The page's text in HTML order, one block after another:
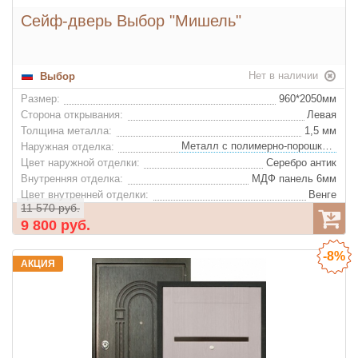
Сейф-дверь Выбор "Мишель"
Выбор
Нет в наличии
Размер:
960*2050мм
Сторона открывания:
Левая
Толщина металла:
1,5 мм
Наружная отделка:
Металл с полимерно-порошковым покрытием
Цвет наружной отделки:
Серебро антик
Внутренняя отделка:
МДФ панель 6мм
Цвет внутренней отделки:
Венге
Декор внутренней отделки:
Фрезеровка
Утеплитель:
Минеральная вата
Хром
Ночная задвижка:
Нет
Глазок:
Да
11 570 руб.
9 800 руб.
АКЦИЯ
-8%